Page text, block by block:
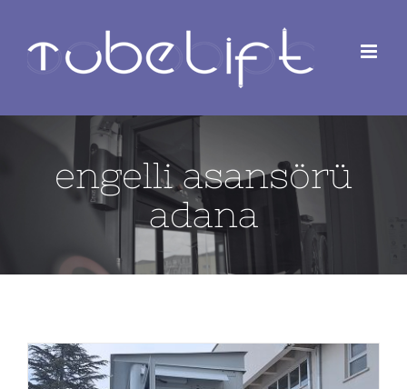
content
engelli asansörü
adana